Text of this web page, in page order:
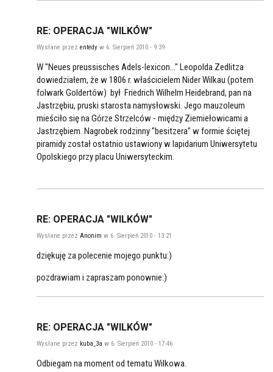
RE: OPERACJA "WILKÓW"
Wysłane przez entedy w 6. Sierpień 2010 - 9:39
W "Neues preussisches Adels-lexicon..." Leopolda Zedlitza
dowiedziałem, że w 1806 r. właścicielem Nider Wilkau (potem
folwark Goldertów) był Friedrich Wilhelm Heidebrand, pan na
Jastrzębiu, pruski starosta namysłowski. Jego mauzoleum
mieściło się na Górze Strzelców - między Ziemiełowicami a
Jastrzębiem. Nagrobek rodzinny "besitzera" w formie ściętej
piramidy został ostatnio ustawiony w lapidarium Uniwersytetu
Opolskiego przy placu Uniwersyteckim.
RE: OPERACJA "WILKÓW"
Wysłane przez Anonim w 6. Sierpień 2010 - 13:21
dziękuję za polecenie mojego punktu:)
pozdrawiam i zapraszam ponownie:)
RE: OPERACJA "WILKÓW"
Wysłane przez kuba_3a w 6. Sierpień 2010 - 17:46
Odbiegam na moment od tematu Wilkowa.